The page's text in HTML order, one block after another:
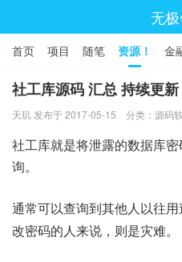
无
首页 项目 随笔 资源！ 金
社工库源码 汇总 持续更新
天玑 发布于 2017-05-15 分类： 源码
社工库就是将泄露的数据库
询。
通常可以查询到其他人以往
改密码的人来说，则是灾难。